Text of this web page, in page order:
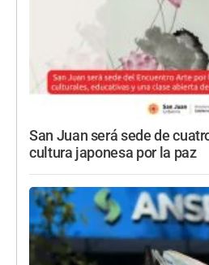
San Juan será sede de
cultura japonesa por la paz